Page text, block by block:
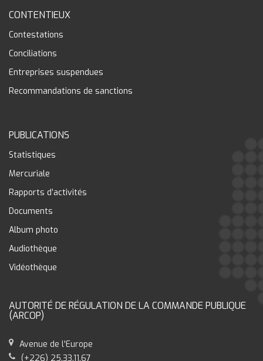
CONTENTIEUX
Contestations
Conciliations
Entreprises suspendues
Recommandations de sanctions
PUBLICATIONS
Statistiques
Mercuriale
Rapports d’activités
Documents
Album photo
Audiothèque
Vidéothèque
AUTORITÉ DE RÉGULATION DE LA COMMANDE PUBLIQUE
(ARCOP)
Avenue de l'Europe
(+226) 25.33.11.67